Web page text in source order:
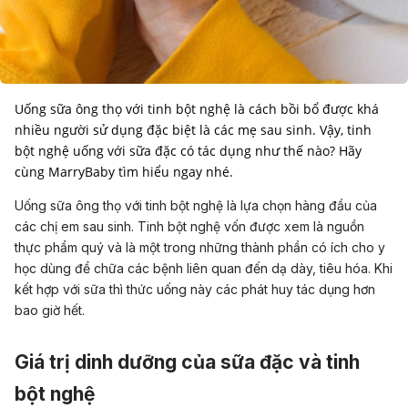
Uống sữa ông thọ với tinh bột nghệ là cách bồi bổ được khá
nhiều người sử dụng đặc biệt là các mẹ sau sinh. Vậy, tinh
bột nghệ uống với sữa đặc có tác dụng như thế nào? Hãy
cùng MarryBaby tìm hiểu ngay nhé.
Uống sữa ông thọ với tinh bột nghệ là lựa chọn hàng đầu của
các chị em sau sinh. Tinh bột nghệ vốn được xem là nguồn
thực phẩm quý và là một trong những thành phần có ích cho y
học dùng để chữa các bệnh liên quan đến dạ dày, tiêu hóa. Khi
kết hợp với sữa thì thức uống này các phát huy tác dụng hơn
bao giờ hết.
Giá trị dinh dưỡng của sữa đặc và tinh
bột nghệ